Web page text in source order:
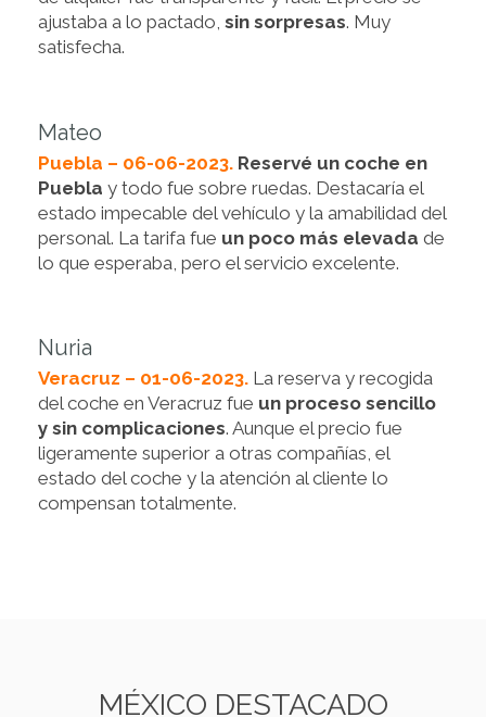
ajustaba a lo pactado, sin sorpresas. Muy
satisfecha.
Mateo
Puebla – 06-06-2023. Reservé un coche en
Puebla y todo fue sobre ruedas. Destacaría el
estado impecable del vehículo y la amabilidad del
personal. La tarifa fue un poco más elevada de
lo que esperaba, pero el servicio excelente.
Nuria
Veracruz – 01-06-2023. La reserva y recogida
del coche en Veracruz fue un proceso sencillo
y sin complicaciones. Aunque el precio fue
ligeramente superior a otras compañías, el
estado del coche y la atención al cliente lo
compensan totalmente.
MÉXICO DESTACADO